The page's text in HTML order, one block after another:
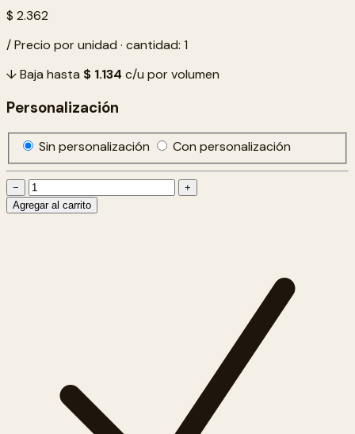
$ 2.362
/ Precio por unidad · cantidad: 1
↓ Baja hasta $ 1.134 c/u por volumen
Personalización
Sin personalización Con personalización
−
+
Agregar al carrito